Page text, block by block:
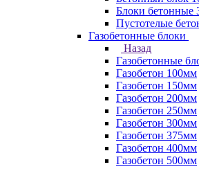
Блоки бетонные
Пустотелые
Газобетонные блоки
Назад
Газобетонные
Газобетон 100мм
Газобетон 150мм
Газобетон 200мм
Газобетон 250мм
Газобетон 300мм
Газобетон 375мм
Газобетон 400мм
Газобетон 500мм